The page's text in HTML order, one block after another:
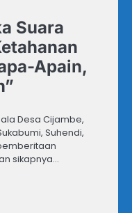
Suara
Apain,
Desa Cijambe,
Suhendi,
sikapnya…